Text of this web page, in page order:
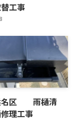
工事
名区 雨樋清
理工事